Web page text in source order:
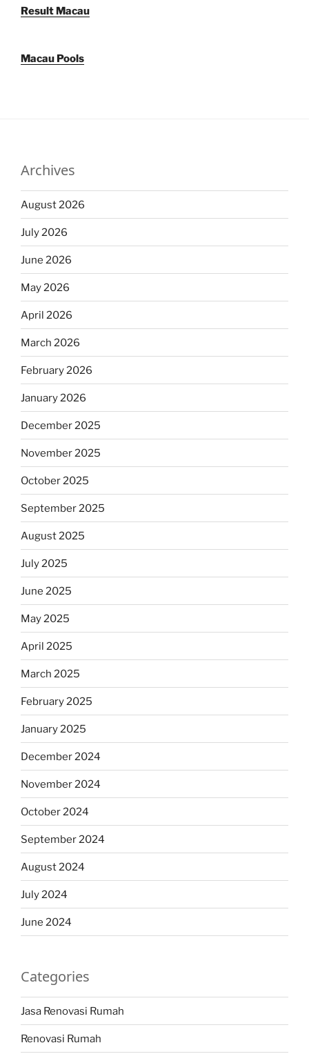
Result Macau
Macau Pools
Archives
August 2026
July 2026
June 2026
May 2026
April 2026
March 2026
February 2026
January 2026
December 2025
November 2025
October 2025
September 2025
August 2025
July 2025
June 2025
May 2025
April 2025
March 2025
February 2025
January 2025
December 2024
November 2024
October 2024
September 2024
August 2024
July 2024
June 2024
Categories
Jasa Renovasi Rumah
Renovasi Rumah